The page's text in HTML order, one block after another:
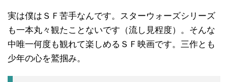
実は僕はＳＦ苦手なんです。スターウォーズシリーズ
も一本丸々観たことないです（流し見程度）。そんな
中唯一何度も観れて楽しめるＳＦ映画です。三作とも
少年の心を鷲掴み。